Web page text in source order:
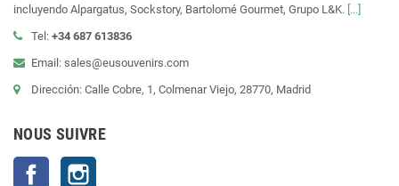
incluyendo Alpargatus, Sockstory, Bartolomé Gourmet, Grupo L&K. [...]
Tel: +34 687 613836
Email: sales@eusouvenirs.com
Dirección: Calle Cobre, 1, Colmenar Viejo, 28770, Madrid
NOUS SUIVRE
Facebook